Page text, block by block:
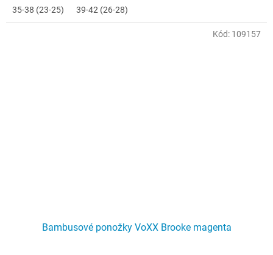
35-38 (23-25) 39-42 (26-28)
Bambusové ponožky VoXX Brooke magenta
Kód: 109157